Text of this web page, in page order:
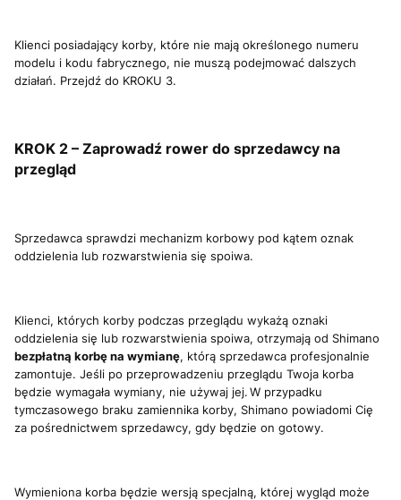
Klienci posiadający korby, które nie mają określonego numeru
modelu i kodu fabrycznego, nie muszą podejmować dalszych
działań. Przejdź do KROKU 3.
KROK 2 – Zaprowadź rower do sprzedawcy na
przegląd
Sprzedawca sprawdzi mechanizm korbowy pod kątem oznak
oddzielenia lub rozwarstwienia się spoiwa.
Klienci, których korby podczas przeglądu wykażą oznaki
oddzielenia się lub rozwarstwienia spoiwa, otrzymają od Shimano
bezpłatną korbę na wymianę, którą sprzedawca profesjonalnie
zamontuje. Jeśli po przeprowadzeniu przeglądu Twoja korba
będzie wymagała wymiany, nie używaj jej. W przypadku
tymczasowego braku zamiennika korby, Shimano powiadomi Cię
za pośrednictwem sprzedawcy, gdy będzie on gotowy.
Wymieniona korba będzie wersją specjalną, której wygląd może